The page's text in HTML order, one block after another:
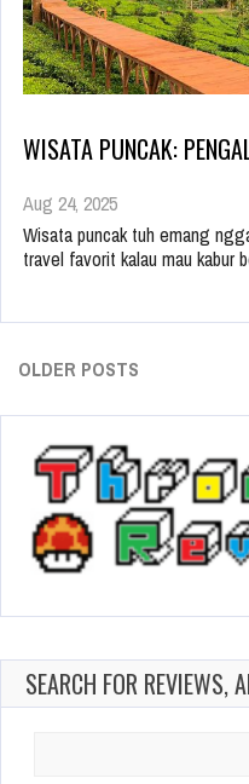
WISATA PUNCAK:
Aug 24, 2025
Wisata puncak tuh emang
travel favorit kalau mau kabur
OLDER POSTS
SEARCH FOR REVIEWS,